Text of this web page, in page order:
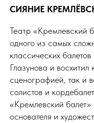
СИЯНИЕ
Театр «Кремлевский
одного из самых
классических
Глазунова и восхитил
сценографией, так и
солистов и
«Кремлевский балет»
основателя и